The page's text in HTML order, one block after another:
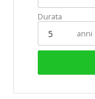
Durata
anni